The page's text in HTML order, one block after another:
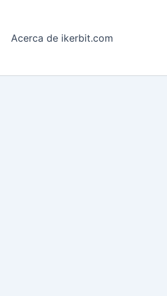
Acerca de ikerbit.com